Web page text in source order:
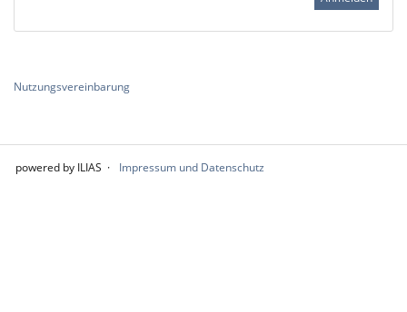
Nutzungsvereinbarung
powered by ILIAS Impressum und Datenschutz